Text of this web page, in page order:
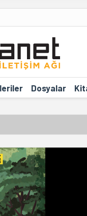
Dosyalar